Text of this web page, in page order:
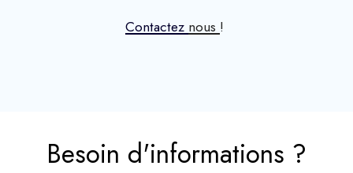
Contactez nous !
Besoin d'informations ?